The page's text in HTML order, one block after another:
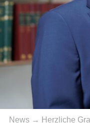
News → Herzliche